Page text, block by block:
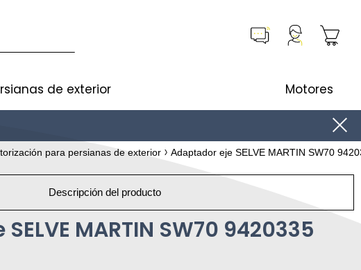
de exterior Motores
para persianas de exterior Adaptador eje SELVE MARTIN SW70
Descripción del producto
MARTIN SW70 9420335